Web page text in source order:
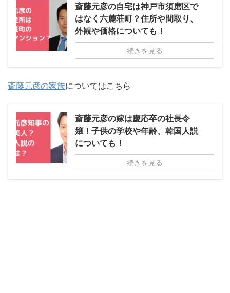
斎藤元彦の自宅は神戸市須磨区で
はなく六麓荘町？住所や間取り、
外観や価格についても！
続きを見る
斎藤元彦の家族についてはこちら
斎藤元彦の嫁は慶応卒の社長令
嬢！子供の学校や年齢、韓国人説
についても！
続きを見る